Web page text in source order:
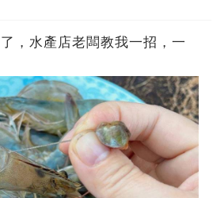
，水產店老闆教我一招，一